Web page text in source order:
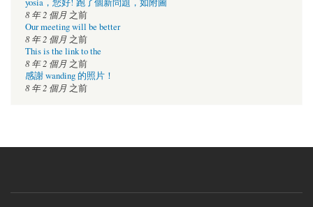
yosia，您好! 跑了個新問題，如附圖
8 年 2 個月 之前
Our meeting will be better
8 年 2 個月 之前
This is the link to the
8 年 2 個月 之前
感謝 wanding 的照片！
8 年 2 個月 之前